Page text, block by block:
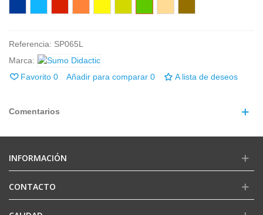
Referencia: SP065L
Marca:
Favorito 0 Añadir para comparar 0 A lista de deseos
Comentarios
INFORMACIÓN
CONTACTO